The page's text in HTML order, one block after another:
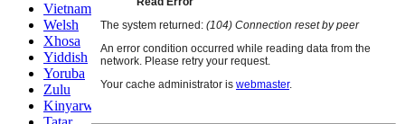
Vietnamese
Welsh
Xhosa
Yiddish
Yoruba
Zulu
Kinyarwanda